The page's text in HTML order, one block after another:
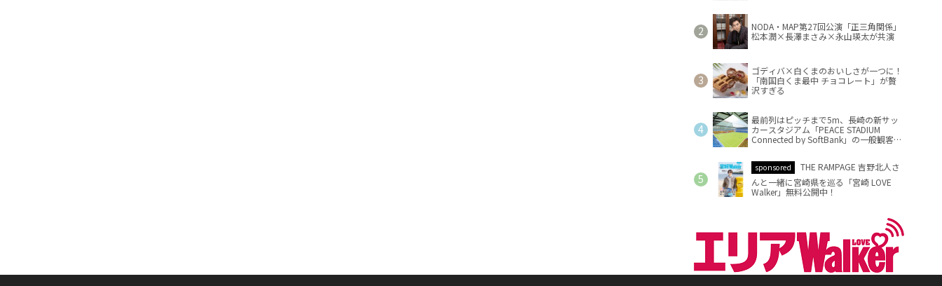
NODA・MAP第27回公演「正三角関係」
松本潤×長澤まさみ×永山瑛太が共演
ゴディバ×白くまのおいしさが一つに！
「南国白くま最中 チョコレート」が贅
沢すぎる
最前列はピッチまで5m、長崎の新サッ
カースタジアム「PEACE STADIUM
Connected by SoftBank」の一般観客席
sponsored
THE RAMPAGE 吉野北人さ
んと一緒に宮崎県を巡る「宮崎 LOVE
Walker」無料公開中！